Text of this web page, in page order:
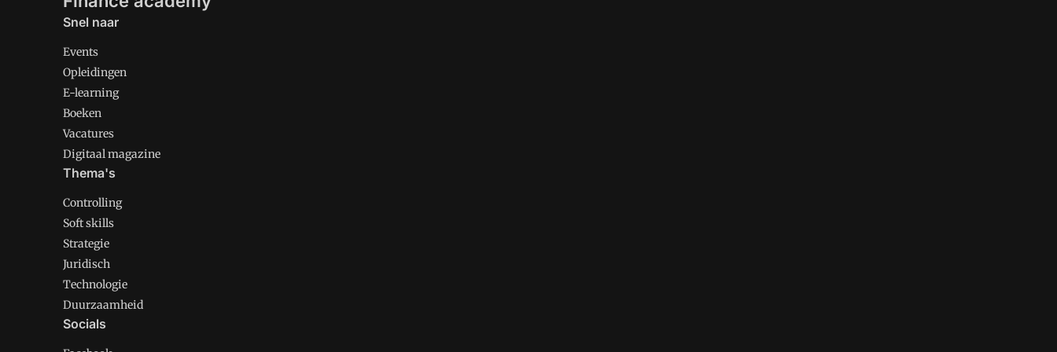
Snel naar
Events
Opleidingen
E-learning
Boeken
Vacatures
Digitaal magazine
Thema's
Controlling
Soft skills
Strategie
Juridisch
Technologie
Duurzaamheid
Socials